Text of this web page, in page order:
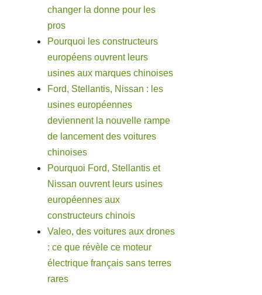
changer la donne pour les
pros
Pourquoi les constructeurs
européens ouvrent leurs
usines aux marques chinoises
Ford, Stellantis, Nissan : les
usines européennes
deviennent la nouvelle rampe
de lancement des voitures
chinoises
Pourquoi Ford, Stellantis et
Nissan ouvrent leurs usines
européennes aux
constructeurs chinois
Valeo, des voitures aux drones
: ce que révèle ce moteur
électrique français sans terres
rares